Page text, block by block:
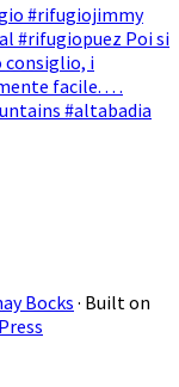
Bocks· Built on